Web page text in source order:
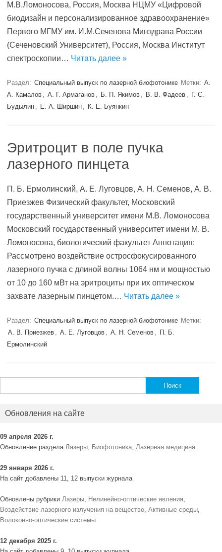
М.В.Ломоносова, Россия, Москва НЦМУ «Цифровой
биодизайн и персонализиро­ванное здравоохранение»
Первого МГМУ им. И.М.Се­ченова Минздрава России
(Сеченовский Университет), Россия, Москва Институт
спектроскопии… Читать далее »
Раздел: Специальный выпуск по лазерной биофотонике Метки: А.
А. Камалов , А. Г. Армаганов , Б. П. Якимов , В. В. Фадеев , Г. С.
Будылин , Е. А. Ширшин , К. Е. Буянкин
Эритроцит в поле пучка
лазерного пинцета
П. Б. Ермолинский, А. Е. Луговцов, А. Н. Семенов, А. В.
Приезжев Физический факультет, Московский
государственный университет имени М.В. Ломоносова
Московский государственный университет имени М. В.
Ломоносова, биологический факультет Аннотация:
Рассмотрено воздействие остросфокусированного
лазерного пучка с длиной волны 1064 нм и мощностью
от 10 до 160 мВт на эритроциты при их оптическом
захвате лазерным пинцетом.… Читать далее »
Раздел: Специальный выпуск по лазерной биофотонике Метки:
А. В. Приезжев , А. Е. Луговцов , А. Н. Семенов , П. Б.
Ермолинский
Обновления на сайте
09 апреля 2026 г.
Обновление раздела Лазеры, Биофотоника, Лазерная медицина
29 января 2026 г.
На сайт добавлены 11, 12 выпуски журнала
Обновлены рубрики Лазеры, Нелинейно-оптические явления,
Воздействие лазерного излучения на вещество, Активные среды,
Волоконно-оптические системы
12 декабря 2025 г.